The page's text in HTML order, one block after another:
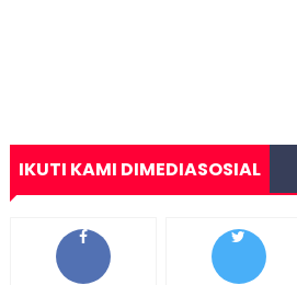
IKUTI KAMI DIMEDIASOSIAL